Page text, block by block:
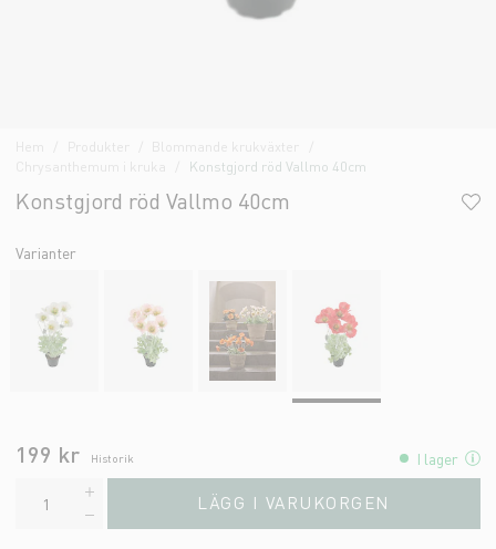
Hem Produkter
Blommande krukväxter
Chrysanthemum i kruka
Konstgjord röd Vallmo 40cm
Konstgjord röd Vallmo 40cm
Varianter
199 kr Historik I lager
LÄGG I VARUKORGEN